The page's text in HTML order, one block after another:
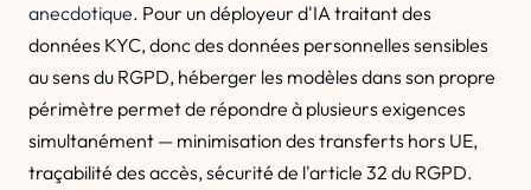
anecdotique. Pour un déployeur d'IA traitant des
données KYC, donc des données personnelles sensibles
au sens du RGPD, héberger les modèles dans son propre
périmètre permet de répondre à plusieurs exigences
simultanément — minimisation des transferts hors UE,
traçabilité des accès, sécurité de l'article 32 du RGPD.